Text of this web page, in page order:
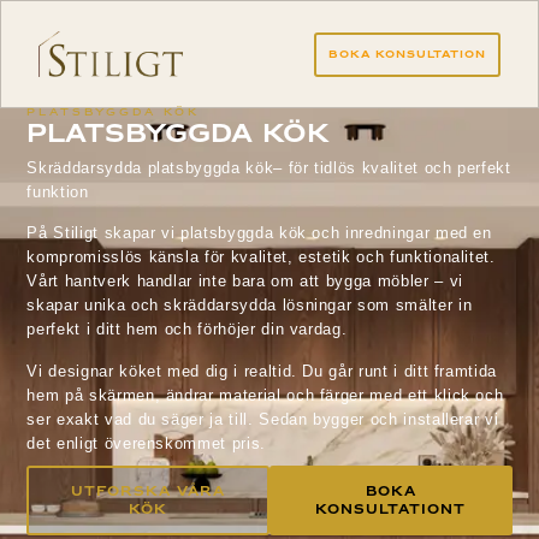
Boka Konsultation
PLATSBYGGDA KÖK
Platsbyggda kök
Skräddarsydda platsbyggda kök– för tidlös kvalitet och perfekt
funktion
På Stiligt skapar vi platsbyggda kök och inredningar med en
kompromisslös känsla för kvalitet, estetik och funktionalitet.
Vårt hantverk handlar inte bara om att bygga möbler – vi
skapar unika och skräddarsydda lösningar som smälter in
perfekt i ditt hem och förhöjer din vardag.
Vi designar köket med dig i realtid. Du går runt i ditt framtida
hem på skärmen, ändrar material och färger med ett klick och
ser exakt vad du säger ja till. Sedan bygger och installerar vi
det enligt överenskommet pris.
Utforska Våra
Kök
Boka
Konsultationt